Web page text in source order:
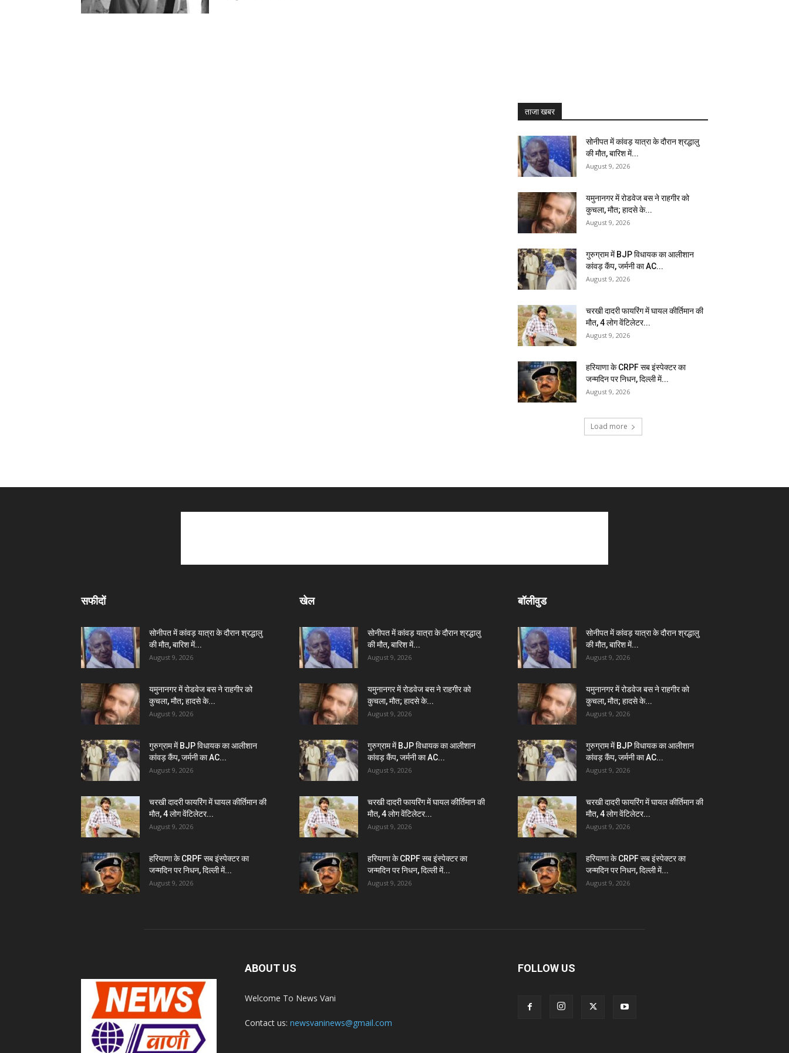
ताजा खबर
सोनीपत में कांवड़ यात्रा के दौरान श्रद्धालु
की मौत, बारिश में...
August 9, 2026
यमुनानगर में रोडवेज बस ने राहगीर को
कुचला, मौत; हादसे के...
August 9, 2026
गुरुग्राम में BJP विधायक का आलीशान
कांवड़ कैंप, जर्मनी का AC...
August 9, 2026
चरखी दादरी फायरिंग में घायल कीर्तिमान की
मौत, 4 लोग वेंटिलेटर...
August 9, 2026
हरियाणा के CRPF सब इंस्पेक्टर का
जन्मदिन पर निधन, दिल्ली में...
August 9, 2026
Load more
सफीदों
सोनीपत में कांवड़ यात्रा के दौरान श्रद्धालु
की मौत, बारिश में...
August 9, 2026
यमुनानगर में रोडवेज बस ने राहगीर को
कुचला, मौत; हादसे के...
August 9, 2026
गुरुग्राम में BJP विधायक का आलीशान
कांवड़ कैंप, जर्मनी का AC...
August 9, 2026
चरखी दादरी फायरिंग में घायल कीर्तिमान की
मौत, 4 लोग वेंटिलेटर...
August 9, 2026
हरियाणा के CRPF सब इंस्पेक्टर का
जन्मदिन पर निधन, दिल्ली में...
August 9, 2026
खेल
सोनीपत में कांवड़ यात्रा के दौरान श्रद्धालु
की मौत, बारिश में...
August 9, 2026
यमुनानगर में रोडवेज बस ने राहगीर को
कुचला, मौत; हादसे के...
August 9, 2026
गुरुग्राम में BJP विधायक का आलीशान
कांवड़ कैंप, जर्मनी का AC...
August 9, 2026
चरखी दादरी फायरिंग में घायल कीर्तिमान की
मौत, 4 लोग वेंटिलेटर...
August 9, 2026
हरियाणा के CRPF सब इंस्पेक्टर का
जन्मदिन पर निधन, दिल्ली में...
August 9, 2026
बॉलीवुड
सोनीपत में कांवड़ यात्रा के दौरान श्रद्धालु
की मौत, बारिश में...
August 9, 2026
यमुनानगर में रोडवेज बस ने राहगीर को
कुचला, मौत; हादसे के...
August 9, 2026
गुरुग्राम में BJP विधायक का आलीशान
कांवड़ कैंप, जर्मनी का AC...
August 9, 2026
चरखी दादरी फायरिंग में घायल कीर्तिमान की
मौत, 4 लोग वेंटिलेटर...
August 9, 2026
हरियाणा के CRPF सब इंस्पेक्टर का
जन्मदिन पर निधन, दिल्ली में...
August 9, 2026
ABOUT US
Welcome To News Vani
Contact us: newsvaninews@gmail.com
FOLLOW US